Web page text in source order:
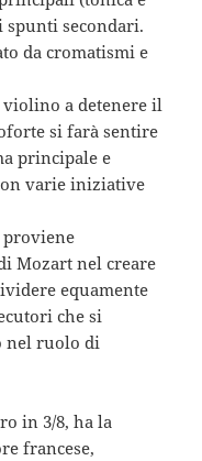
spunti secondari.
da cromatismi e
a detenere il
si farà sentire
principale e
varie iniziative
proviene
Mozart nel creare
equamente
che si
nel ruolo di
in 3/8, ha la
francese,